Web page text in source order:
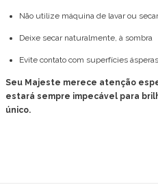
Não utilize máquina de lavar ou secar
Deixe secar naturalmente, à sombra
Evite contato com superfícies
Seu Majeste merece atenção
estará sempre impecável para
único.